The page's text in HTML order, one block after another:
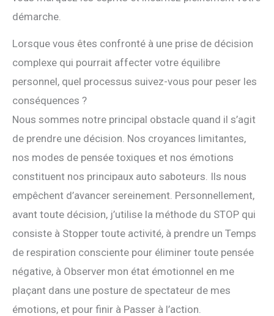
démarche.
Lorsque vous êtes confronté à une prise de décision
complexe qui pourrait affecter votre équilibre
personnel, quel processus suivez-vous pour peser les
conséquences ?
Nous sommes notre principal obstacle quand il s’agit
de prendre une décision. Nos croyances limitantes,
nos modes de pensée toxiques et nos émotions
constituent nos principaux auto saboteurs. Ils nous
empêchent d’avancer sereinement. Personnellement,
avant toute décision, j’utilise la méthode du STOP qui
consiste à Stopper toute activité, à prendre un Temps
de respiration consciente pour éliminer toute pensée
négative, à Observer mon état émotionnel en me
plaçant dans une posture de spectateur de mes
émotions, et pour finir à Passer à l’action.